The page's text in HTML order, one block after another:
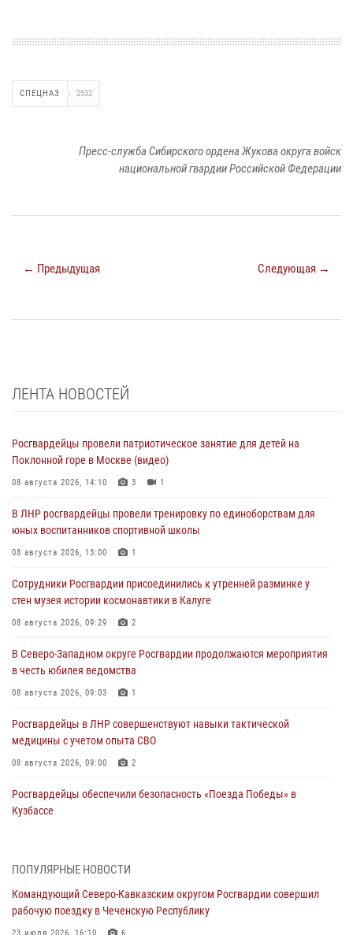
СПЕЦНАЗ 2532
Пресс-служба Сибирского ордена Жукова округа войск
национальной гвардии Российской Федерации
← Предыдущая Следующая →
ЛЕНТА НОВОСТЕЙ
Росгвардейцы провели патриотическое занятие для детей на
Поклонной горе в Москве (видео)
08 августа 2026, 14:10 3 1
В ЛНР росгвардейцы провели тренировку по единоборствам для
юных воспитанников спортивной школы
08 августа 2026, 13:00 1
Сотрудники Росгвардии присоединились к утренней разминке у
стен музея истории космонавтики в Калуге
08 августа 2026, 09:29 2
В Северо-Западном округе Росгвардии продолжаются мероприятия
в честь юбилея ведомства
08 августа 2026, 09:03 1
Росгвардейцы в ЛНР совершенствуют навыки тактической
медицины с учетом опыта СВО
08 августа 2026, 09:00 2
Росгвардейцы обеспечили безопасность «Поезда Победы» в
Кузбассе
В Кабардино-Балкарии сотрудники Росгвардии провели турнир по
08 августа 2026, 07:00
ПОПУЛЯРНЫЕ НОВОСТИ
Командующий Северо-Кавказским округом Росгвардии совершил
рабочую поездку в Чеченскую Республику
23 июля 2026, 16:10 6